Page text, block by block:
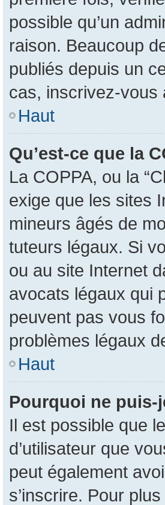
possible qu’un
raison. Beaucoup
publiés depuis un
cas, inscrivez-vous
Haut
Qu’est-ce que la
La COPPA, ou la
exige que les sites
mineurs âgés de
tuteurs légaux. Si
ou au site Internet
avocats légaux qui
peuvent pas vous
problèmes légaux
Haut
Pourquoi ne puis-
Il est possible que
d’utilisateur que
peut également
s’inscrire. Pour